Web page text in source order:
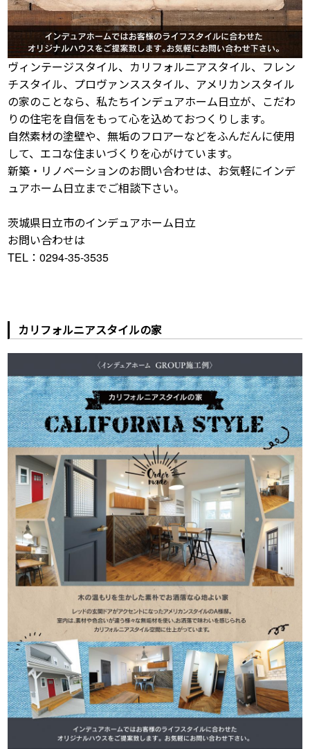
ヴィンテージスタイル、カリフォルニアスタイル、フレン
チスタイル、プロヴァンススタイル、アメリカンスタイル
の家のことなら、私たちインデュアホーム日立が、こだわ
りの住宅を自信をもって心を込めておつくりします。
自然素材の塗壁や、無垢のフロアーなどをふんだんに使用
して、エコな住まいづくりを心がけています。
新築・リノベーションのお問い合わせは、お気軽にインデ
ュアホーム日立までご相談下さい。
茨城県日立市のインデュアホーム日立
お問い合わせは
TEL：0294-35-3535
カリフォルニアスタイルの家